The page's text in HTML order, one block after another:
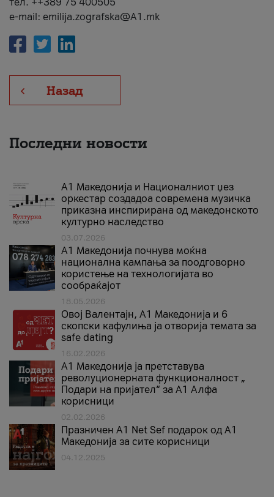
e-mail: emilija.zografska@A1.mk
Назад
Последни новости
А1 Македонија и Националниот џез
оркестар создадоа современа музичка
приказна инспирирана од македонското
културно наследство
03.07.2026
A1 Македонија почнува моќна
национална кампања за поодговорно
користење на технологијата во
сообраќајот
18.05.2026
Овој Валентајн, A1 Македонија и 6
скопски кафулиња ја отворија темата за
safe dating
16.02.2026
А1 Македонија ја претставува
револуционерната функционалност „
Подари на пријател“ за А1 Алфа
корисници
02.02.2026
Празничен A1 Net Sеf подарок од А1
Македонија за сите корисници
04.12.2025